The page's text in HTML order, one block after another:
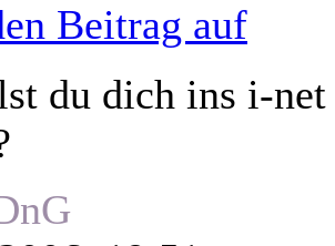
Beitrag auf
du dich ins i-